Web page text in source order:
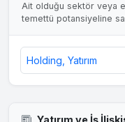
Ait olduğu sektör veya
temettü potansiyeline
Holding, Yatırım
Yatırım ve İş